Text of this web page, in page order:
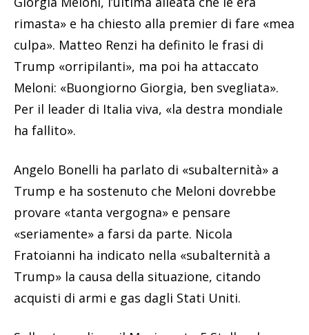
rimasta» e ha chiesto alla premier di fare «mea
culpa». Matteo Renzi ha definito le frasi di
Trump «orripilanti», ma poi ha attaccato
Meloni: «Buongiorno Giorgia, ben svegliata».
Per il leader di Italia viva, «la destra mondiale
ha fallito».
Angelo Bonelli ha parlato di «subalternità» a
Trump e ha sostenuto che Meloni dovrebbe
provare «tanta vergogna» e pensare
«seriamente» a farsi da parte. Nicola
Fratoianni ha indicato nella «subalternità a
Trump» la causa della situazione, citando
acquisti di armi e gas dagli Stati Uniti.